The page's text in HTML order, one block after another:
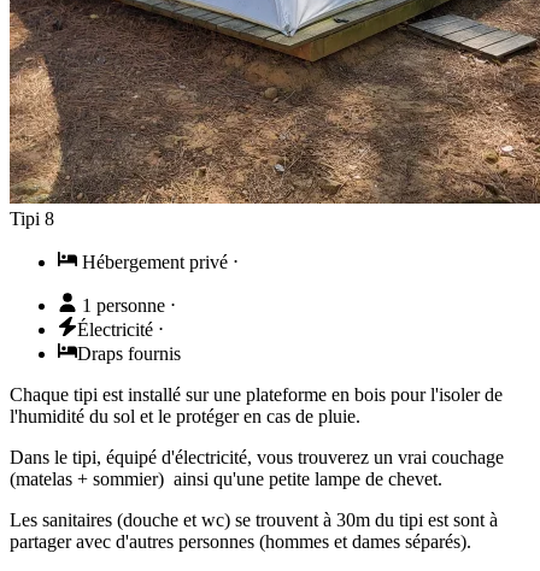
Tipi 8
Hébergement privé ⋅
1 personne ⋅
Électricité ⋅
Draps fournis
Chaque tipi est installé sur une plateforme en bois pour l'isoler de
l'humidité du sol et le protéger en cas de pluie.
Dans le tipi, équipé d'électricité, vous trouverez un vrai couchage
(matelas + sommier) ainsi qu'une petite lampe de chevet.
Les sanitaires (douche et wc) se trouvent à 30m du tipi est sont à
partager avec d'autres personnes (hommes et dames séparés).